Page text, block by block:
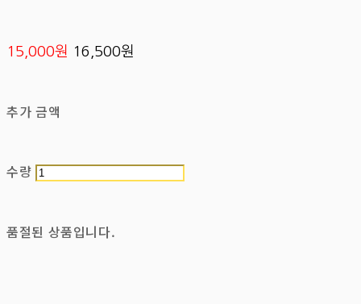
15,000원 16,500원
추가 금액
수량
품절된 상품입니다.